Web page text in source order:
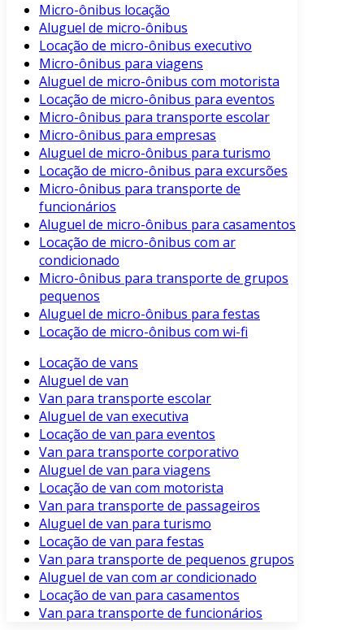
Micro-ônibus locação
Aluguel de micro-ônibus
Locação de micro-ônibus executivo
Micro-ônibus para viagens
Aluguel de micro-ônibus com motorista
Locação de micro-ônibus para eventos
Micro-ônibus para transporte escolar
Micro-ônibus para empresas
Aluguel de micro-ônibus para turismo
Locação de micro-ônibus para excursões
Micro-ônibus para transporte de
funcionários
Aluguel de micro-ônibus para casamentos
Locação de micro-ônibus com ar
condicionado
Micro-ônibus para transporte de grupos
pequenos
Aluguel de micro-ônibus para festas
Locação de micro-ônibus com wi-fi
Locação de vans
Aluguel de van
Van para transporte escolar
Aluguel de van executiva
Locação de van para eventos
Van para transporte corporativo
Aluguel de van para viagens
Locação de van com motorista
Van para transporte de passageiros
Aluguel de van para turismo
Locação de van para festas
Van para transporte de pequenos grupos
Aluguel de van com ar condicionado
Locação de van para casamentos
Van para transporte de funcionários